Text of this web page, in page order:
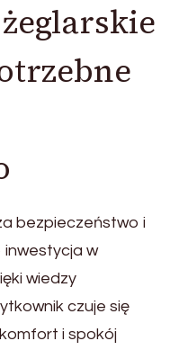
bezpieczeństwo i
inwestycja w
wiedzy
czuje się
i spokój